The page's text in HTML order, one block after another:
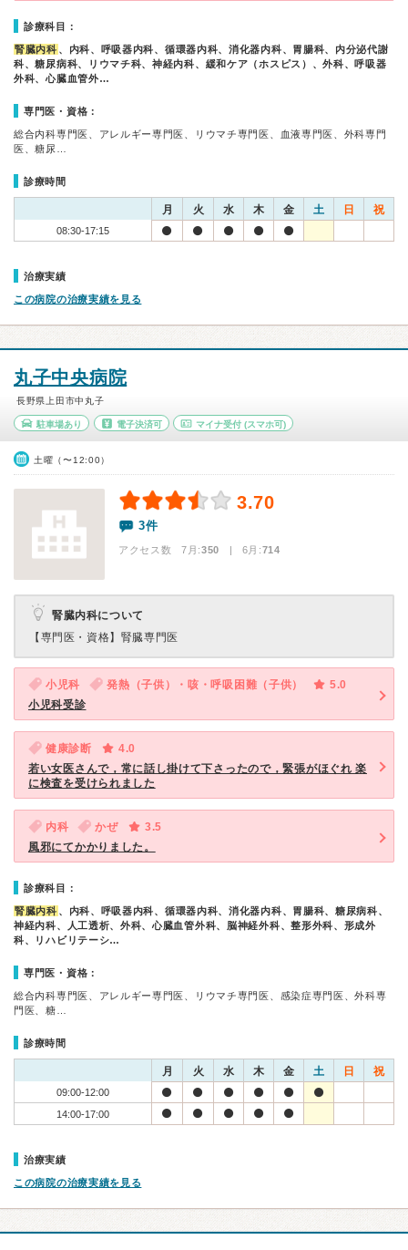
診療科目：
腎臓内科 、内科、呼吸器内科、循環器内科、消化器内科、胃腸科、内分泌代謝
科、糖尿病科、リウマチ科、神経内科、緩和ケア（ホスピス）、外科、呼吸器
外科、心臓血管外…
専門医・資格：
総合内科専門医、アレルギー専門医、リウマチ専門医、血液専門医、外科専門
医、糖尿…
診療時間
月 火 水 木 金 土 日 祝
08:30-17:15
治療実績
この病院の治療実績を見る
丸子中央病院
長野県上田市中丸子
駐車場あり 電子決済可 マイナ受付 (スマホ可)
土曜（〜12:00）
3.70
3件
アクセス数 7月:350 | 6月:714
腎臓内科について
【専門医・資格】 腎臓専門医
小児科 発熱（子供）・咳・呼吸困難（子供）
5.0
小児科受診
健康診断
4.0
若い女医さんで，常に話し掛けて下さったので，緊張がほぐれ 楽
に検査を受けられました
内科 かぜ
3.5
風邪にてかかりました。
診療科目：
腎臓内科 、内科、呼吸器内科、循環器内科、消化器内科、胃腸科、糖尿病科、
神経内科、人工透析、外科、心臓血管外科、脳神経外科、整形外科、形成外
科、リハビリテーシ…
専門医・資格：
総合内科専門医、アレルギー専門医、リウマチ専門医、感染症専門医、外科専
門医、糖…
診療時間
月 火 水 木 金 土 日 祝
09:00-12:00
14:00-17:00
治療実績
この病院の治療実績を見る